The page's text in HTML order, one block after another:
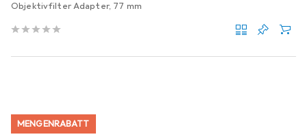
Objektivfilter Adapter, 77 mm
MENGENRABATT